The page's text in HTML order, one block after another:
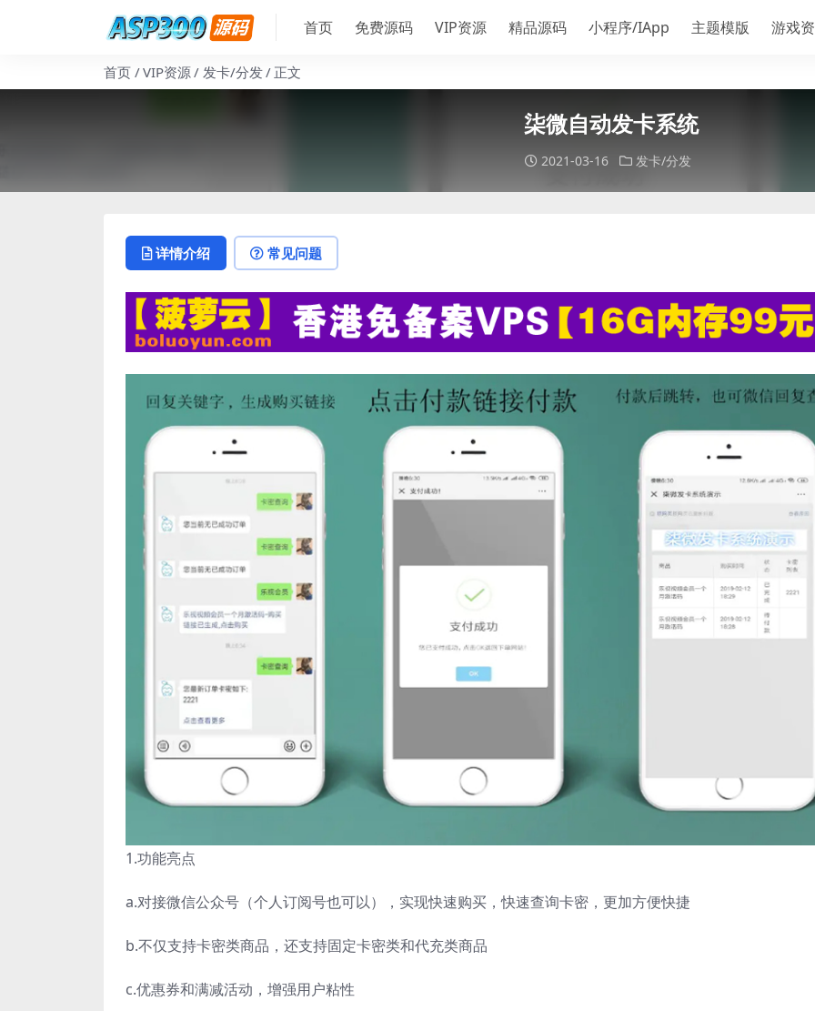
首页 免费源码 VIP资源 精品源码 小程序/IApp 主题模版 游戏
首页 VIP资源 发卡/分发 正文
柒微自动发卡系统
2021-03-16 发卡/分发
详情介绍 常见问题
1.功能亮点
a.对接微信公众号（个人订阅号也可以），实现快速购买，快速查询卡密，更加方便快捷
b.不仅支持卡密类商品，还支持固定卡密类和代充类商品
c.优惠券和满减活动，增强用户粘性